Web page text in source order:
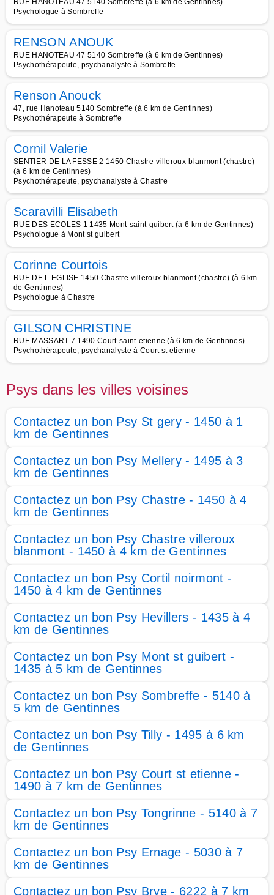
RUE HANOTEAU 47 5140 Sombreffe (à 6 km de Gentinnes)
Psychologue à Sombreffe
RENSON ANOUK
RUE HANOTEAU 47 5140 Sombreffe (à 6 km de Gentinnes)
Psychothérapeute, psychanalyste à Sombreffe
Renson Anouck
47, rue Hanoteau 5140 Sombreffe (à 6 km de Gentinnes)
Psychothérapeute à Sombreffe
Cornil Valerie
SENTIER DE LA FESSE 2 1450 Chastre-villeroux-blanmont (chastre)
(à 6 km de Gentinnes)
Psychothérapeute, psychanalyste à Chastre
Scaravilli Elisabeth
RUE DES ECOLES 1 1435 Mont-saint-guibert (à 6 km de Gentinnes)
Psychologue à Mont st guibert
Corinne Courtois
RUE DE L EGLISE 1450 Chastre-villeroux-blanmont (chastre) (à 6 km
de Gentinnes)
Psychologue à Chastre
GILSON CHRISTINE
RUE MASSART 7 1490 Court-saint-etienne (à 6 km de Gentinnes)
Psychothérapeute, psychanalyste à Court st etienne
Psys dans les villes voisines
Contactez un bon Psy St gery - 1450 à 1
km de Gentinnes
Contactez un bon Psy Mellery - 1495 à 3
km de Gentinnes
Contactez un bon Psy Chastre - 1450 à 4
km de Gentinnes
Contactez un bon Psy Chastre villeroux
blanmont - 1450 à 4 km de Gentinnes
Contactez un bon Psy Cortil noirmont -
1450 à 4 km de Gentinnes
Contactez un bon Psy Hevillers - 1435 à 4
km de Gentinnes
Contactez un bon Psy Mont st guibert -
1435 à 5 km de Gentinnes
Contactez un bon Psy Sombreffe - 5140 à
5 km de Gentinnes
Contactez un bon Psy Tilly - 1495 à 6 km
de Gentinnes
Contactez un bon Psy Court st etienne -
1490 à 7 km de Gentinnes
Contactez un bon Psy Tongrinne - 5140 à 7
km de Gentinnes
Contactez un bon Psy Ernage - 5030 à 7
km de Gentinnes
Contactez un bon Psy Brye - 6222 à 7 km